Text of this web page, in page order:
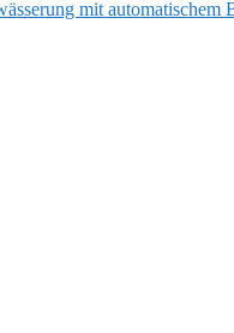
mit automatischem